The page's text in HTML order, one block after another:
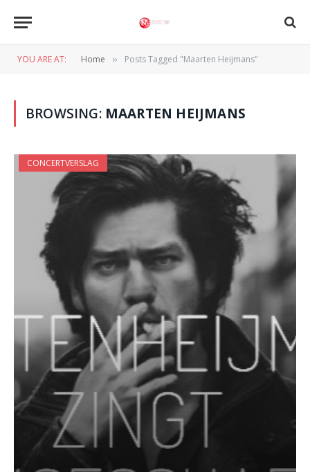
YOU ARE AT: Home » Posts Tagged "Maarten Heijmans"
BROWSING: MAARTEN HEIJMANS
CONCERTVERSLAG